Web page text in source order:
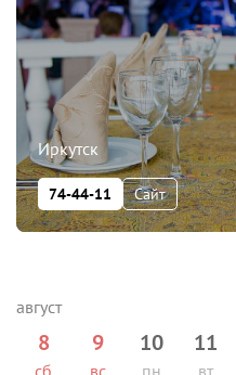
Иркутск
74-44-11 Сайт
8
сб
9
вс
10
пн
11
вт